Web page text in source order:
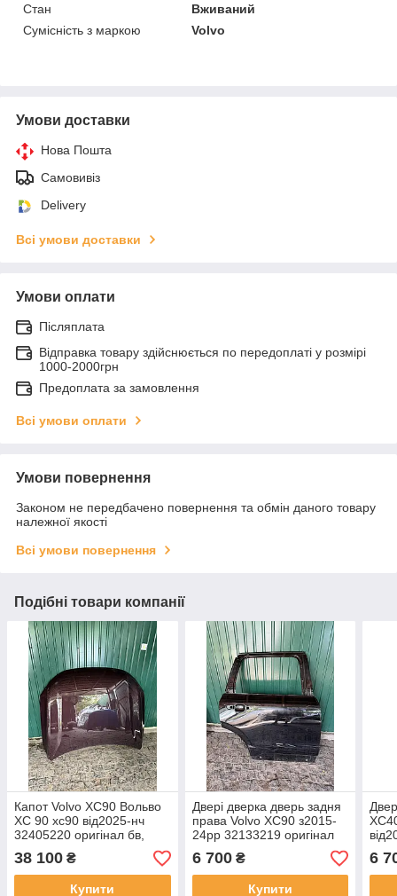
Стан
Вживаний
Сумісність з маркою
Volvo
Умови доставки
Нова Пошта
Самовивіз
Delivery
Всі умови доставки
Умови оплати
Післяплата
Відправка товару здійснюється по передоплаті у розмірі
1000-2000грн
Предоплата за замовлення
Всі умови оплати
Умови повернення
Законом не передбачено повернення та обмін даного товару
належної якості
Всі умови повернення
Подібні товари компанії
Капот Volvo XC90 Вольво
XC 90 хс90 від2025-нч
32405220 оригінал бв,
мінімальна притертість
зкраю усунена ( на фото
видно)
38 100 ₴
Купити
Двері дверка дверь задня
права Volvo XC90 з2015-
24рр 32133219 оригінал
бв незначна плавна
притертість знизу ( на
фото)
6 700₴
Купити
6